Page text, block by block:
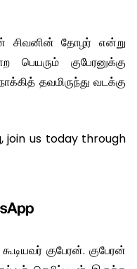
சிவனின் தோழர் என்று
குபேரனுக்கு
தவமிருந்து வடக்கு
join us today through
குபேரன். குபேரன்